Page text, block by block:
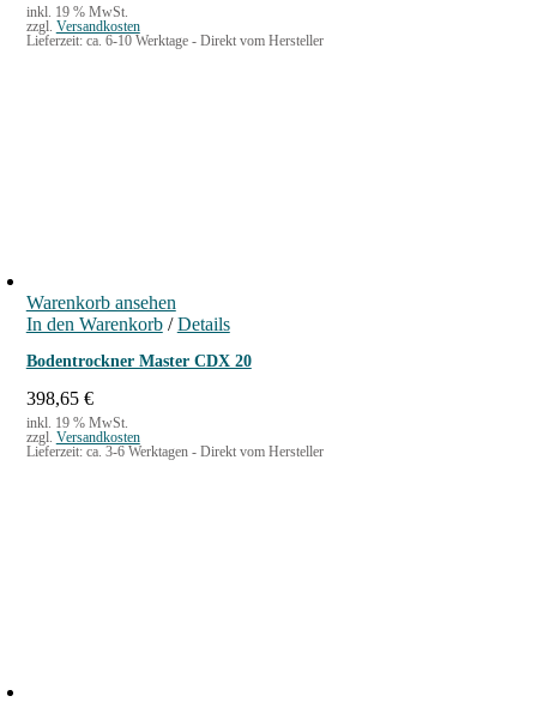
inkl. 19 % MwSt.
zzgl. Versandkosten
Lieferzeit: ca. 6-10 Werktage - Direkt vom Hersteller
Warenkorb ansehen
In den Warenkorb / Details
Bodentrockner Master CDX 20
398,65 €
inkl. 19 % MwSt.
zzgl. Versandkosten
Lieferzeit: ca. 3-6 Werktagen - Direkt vom Hersteller